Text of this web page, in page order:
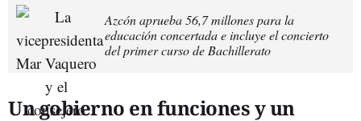
Azcón aprueba 56,7 millones para la
educación concertada e incluye el concierto
del primer curso de Bachillerato
Un gobierno en funciones y un